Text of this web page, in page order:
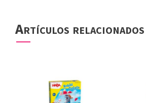
Artículos relacionados